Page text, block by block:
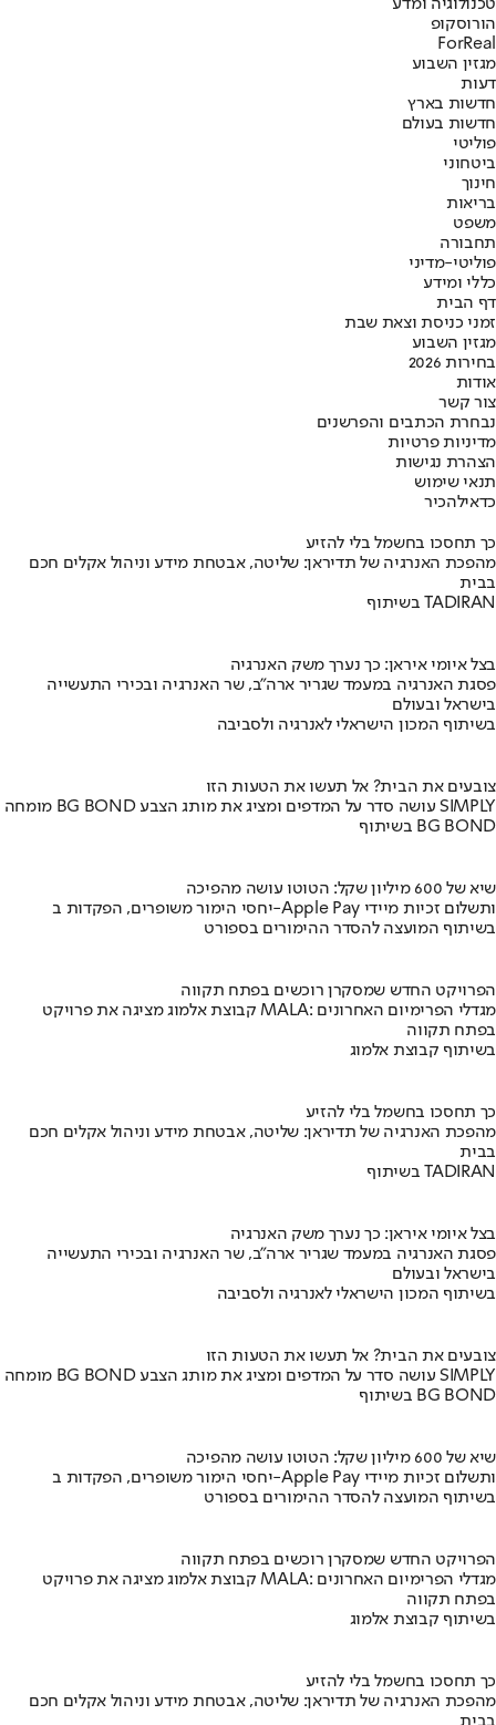
טכנולוגיה ומדע
הורוסקופ
ForReal
מגזין השבוע
דעות
חדשות בארץ
חדשות בעולם
פוליטי
ביטחוני
חינוך
בריאות
משפט
תחבורה
פוליטי-מדיני
כללי ומידע
דף הבית
זמני כניסת וצאת שבת
מגזין השבוע
בחירות 2026
אודות
צור קשר
נבחרת הכתבים והפרשנים
מדיניות פרטיות
הצהרת נגישות
תנאי שימוש
כדאילהכיר
כך תחסכו בחשמל בלי להזיע
מהפכת האנרגיה של תדיראן: שליטה, אבטחת מידע וניהול אקלים חכם
בבית
בשיתוף TADIRAN
בצל איומי איראן: כך נערך משק האנרגיה
פסגת האנרגיה במעמד שגריר ארה"ב, שר האנרגיה ובכירי התעשייה
בישראל ובעולם
בשיתוף המכון הישראלי לאנרגיה ולסביבה
צובעים את הבית? אל תעשו את הטעות הזו
מומחה BG BOND עושה סדר על המדפים ומציג את מותג הצבע SIMPLY
בשיתוף BG BOND
שיא של 600 מיליון שקל: הטוטו עושה מהפיכה
יחסי הימור משופרים, הפקדות ב-Apple Pay ותשלום זכיות מיידי
בשיתוף המועצה להסדר ההימורים בספורט
הפרויקט החדש שמסקרן רוכשים בפתח תקווה
קבוצת אלמוג מציגה את פרויקט MALA: מגדלי הפרימיום האחרונים
בפתח תקווה
בשיתוף קבוצת אלמוג
כך תחסכו בחשמל בלי להזיע
מהפכת האנרגיה של תדיראן: שליטה, אבטחת מידע וניהול אקלים חכם
בבית
בשיתוף TADIRAN
בצל איומי איראן: כך נערך משק האנרגיה
פסגת האנרגיה במעמד שגריר ארה"ב, שר האנרגיה ובכירי התעשייה
בישראל ובעולם
בשיתוף המכון הישראלי לאנרגיה ולסביבה
צובעים את הבית? אל תעשו את הטעות הזו
מומחה BG BOND עושה סדר על המדפים ומציג את מותג הצבע SIMPLY
בשיתוף BG BOND
שיא של 600 מיליון שקל: הטוטו עושה מהפיכה
יחסי הימור משופרים, הפקדות ב-Apple Pay ותשלום זכיות מיידי
בשיתוף המועצה להסדר ההימורים בספורט
הפרויקט החדש שמסקרן רוכשים בפתח תקווה
קבוצת אלמוג מציגה את פרויקט MALA: מגדלי הפרימיום האחרונים
בפתח תקווה
בשיתוף קבוצת אלמוג
כך תחסכו בחשמל בלי להזיע
מהפכת האנרגיה של תדיראן: שליטה, אבטחת מידע וניהול אקלים חכם